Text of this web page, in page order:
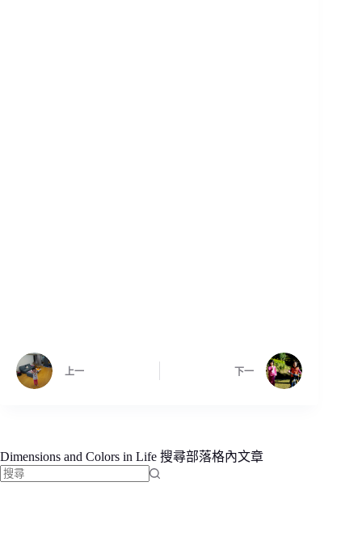
上一 下一
Dimensions and Colors in Life 搜尋部落格內文章